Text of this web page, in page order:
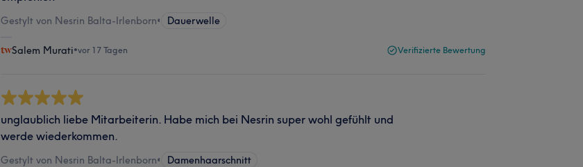
Gestylt von Nesrin Balta-Irlenborn• Dauerwelle
Salem Murati•vor 17 Tagen Verifizierte Bewertung
unglaublich liebe Mitarbeiterin. Habe mich bei Nesrin super wohl gefühlt und
werde wiederkommen.
Gestylt von Nesrin Balta-Irlenborn• Damenhaarschnitt